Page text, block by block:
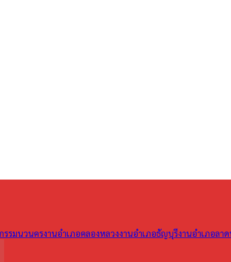
รรมนวนครงานอำเภอคลองหลวงงานอำเภอธัญบุรีงานอำเภอลา